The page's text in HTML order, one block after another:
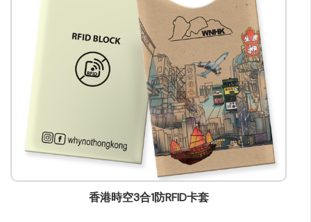
whynothongkongbrand@gmail.com
香港時空3合1防RFID卡套